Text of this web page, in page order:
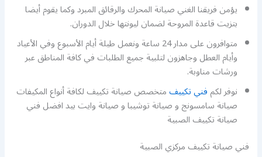
يؤمن فريقنا الغني صيانة المحرك والرقائق المبرد وكما يقوم أيضا
بتزيت قاعدة المروحة لضمان ليونتها خلال الدوران.
متوافرون على مدار 24 ساعة ونعمل طيلة أيام الأسبوع وفي الأعياد
وأيام العطل وجاهزون لتلبية جميع الطلبات في كافة المناطق عبر
ورشات مناوبة.
نوفر لكمفني تكييفمتخصص صيانة تكييف لكافة أنواع المكيفات
صيانة سامسونج و صيانة توشيبا و صيانة وايت بيد افضل فني
صيانة تكييف الصبية
فني صيانة تكييف مركزي الصبية